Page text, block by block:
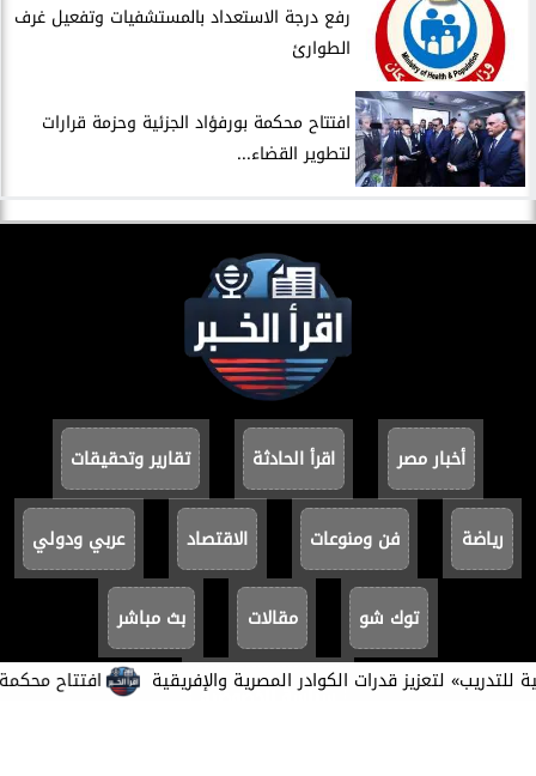
افتتاح محكمة لتعزيز قدرات الكوادر المصرية والإفريقية
​رفع درجة الاستعداد بالمستشفيات وتفعيل غرف
الطوارئ
افتتاح محكمة بورفؤاد الجزئية وحزمة قرارات
لتطوير القضاء...
أخبار مصر اقرأ الحادثة تقارير وتحقيقات
رياضة فن ومنوعات الاقتصاد عربي ودولي
توك شو مقالات بث مباشر
سياسة الخصوصية